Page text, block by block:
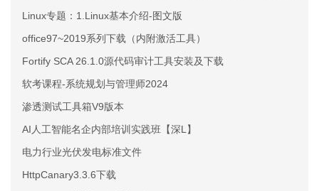
Linux专题：1.Linux基本介绍-图文版
office97~2019系列下载（内附激活工具）
Fortify SCA 26.1.0源代码审计工具安装及下载
软考课程-系统规划与管理师2024
渗透测试工具箱V9版本
AI人工智能名企内部培训实践班【深L】
电力行业光伏发电标准文件
HttpCanary3.3.6下载